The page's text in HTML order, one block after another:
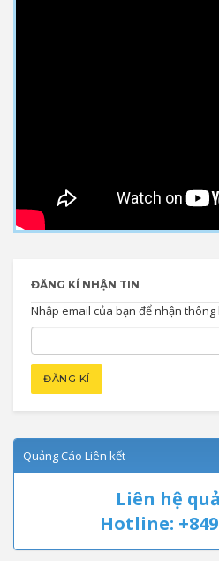
ĐĂNG KÍ NHẬN TIN
Nhập email của bạn để nhận
Quảng Cáo Liên kết
Liên hệ
Hotline: